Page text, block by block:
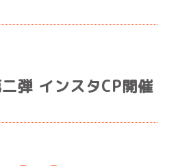
弾 インスタCP開催